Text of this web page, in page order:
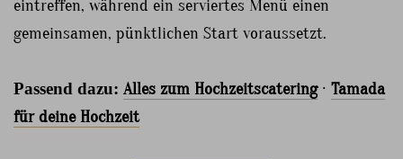
eintreffen, während ein serviertes Menü einen
gemeinsamen, pünktlichen Start voraussetzt.
Passend dazu: Alles zum Hochzeitscatering· Tamada
für deine Hochzeit